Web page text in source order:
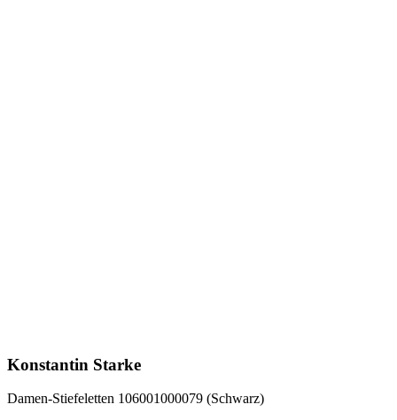
Konstantin Starke
Damen-Stiefeletten 106001000079 (Schwarz)